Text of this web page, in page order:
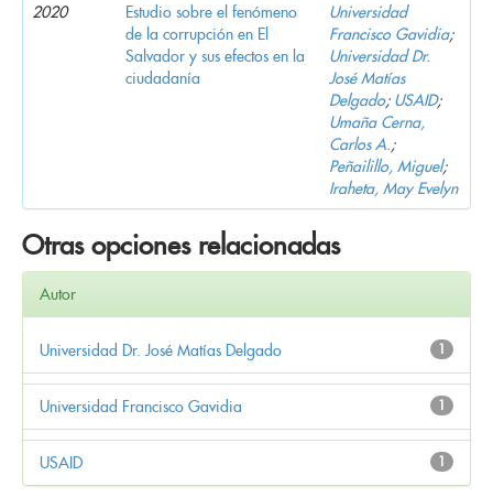
2020
Estudio sobre el fenómeno
de la corrupción en El
Salvador y sus efectos en la
ciudadanía
Universidad
Francisco Gavidia;
Universidad Dr.
José Matías
Delgado; USAID;
Umaña Cerna,
Carlos A.;
Peñailillo, Miguel;
Iraheta, May Evelyn
Otras opciones relacionadas
Autor
1
Universidad Dr. José Matías Delgado
1
Universidad Francisco Gavidia
1
USAID